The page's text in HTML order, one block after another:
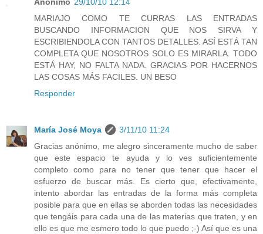
MARIAJO COMO TE CURRAS LAS ENTRADAS
BUSCANDO INFORMACION QUE NOS SIRVA Y
ESCRIBIENDOLA CON TANTOS DETALLES. ASÍ ESTÁ TAN
COMPLETA QUE NOSOTROS SOLO ES MIRARLA. TODO
ESTÁ HAY, NO FALTA NADA. GRACIAS POR HACERNOS
LAS COSAS MÁS FACILES. UN BESO
Responder
María José Moya
3/11/10 11:24
Gracias anónimo, me alegro sinceramente mucho de saber
que este espacio te ayuda y lo ves suficientemente
completo como para no tener que tener que hacer el
esfuerzo de buscar más. Es cierto que, efectivamente,
intento abordar las entradas de la forma más completa
posible para que en ellas se aborden todas las necesidades
que tengáis para cada una de las materias que traten, y en
ello es que me esmero todo lo que puedo ;-) Así que es una